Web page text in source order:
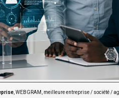
, WEBGRAM, meilleure entreprise / société /